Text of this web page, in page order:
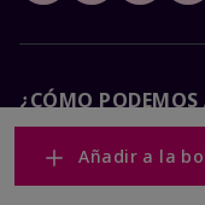
Añadir a la
¿CÓMO PODEMOS
Recibe e-mails